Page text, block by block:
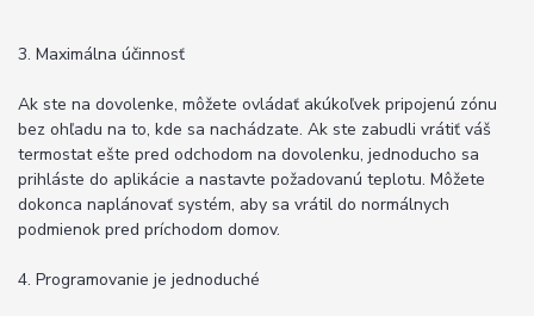
3. Maximálna účinnosť
Ak ste na dovolenke, môžete ovládať akúkoľvek pripojenú zónu
bez ohľadu na to, kde sa nachádzate. Ak ste zabudli vrátiť váš
termostat ešte pred odchodom na dovolenku, jednoducho sa
prihláste do aplikácie a nastavte požadovanú teplotu. Môžete
dokonca naplánovať systém, aby sa vrátil do normálnych
podmienok pred príchodom domov.
4. Programovanie je jednoduché